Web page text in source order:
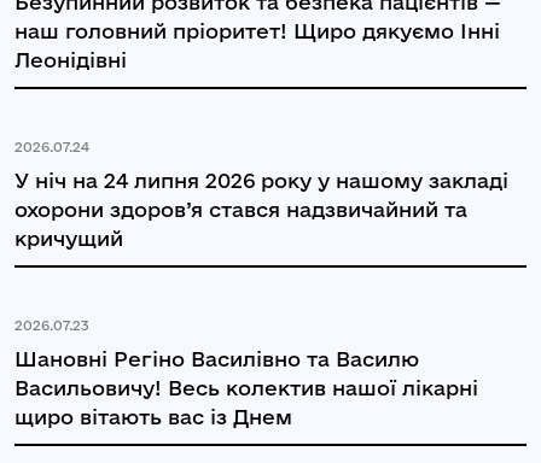
наш головний пріоритет! Щиро дякуємо Інні
Леонідівні
2026.07.24
У ніч на 24 липня 2026 року у нашому закладі
охорони здоров’я стався надзвичайний та
кричущий
2026.07.23
Шановні Регіно Василівно та Василю
Васильовичу! Весь колектив нашої лікарні
щиро вітають вас із Днем